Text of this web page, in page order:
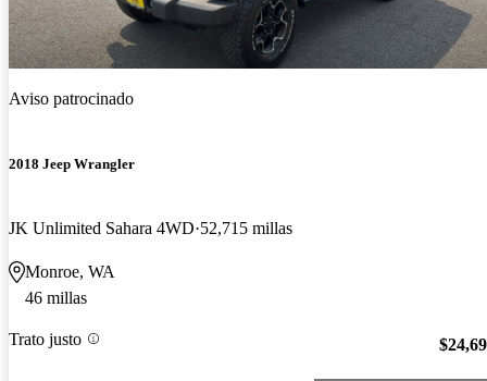
Aviso patrocinado
2018 Jeep Wrangler
JK Unlimited Sahara 4WD 52,715 millas
Monroe, WA
46 millas
Trato justo